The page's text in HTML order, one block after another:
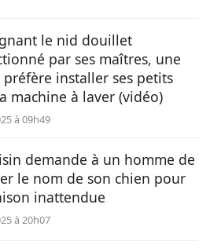
le nid douillet
par ses maîtres, une
préfère installer ses petits
machine à laver (vidéo)
à 09h49
demande à un homme de
le nom de son chien pour
inattendue
à 20h07